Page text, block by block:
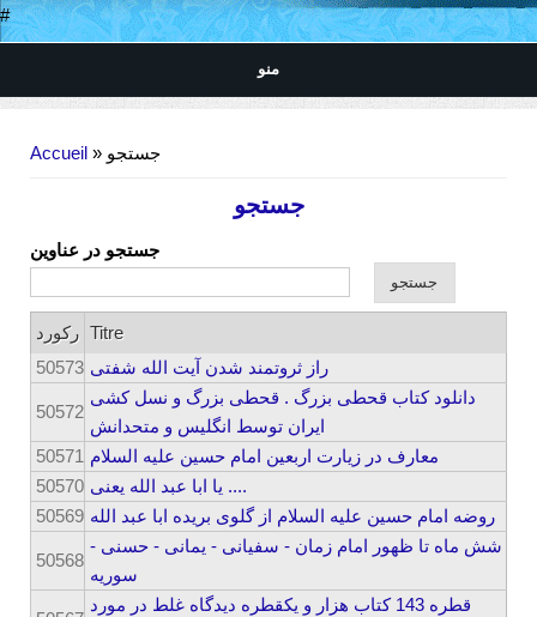
#
منو
Accueil
» جستجو
جستجو
جستجو در عناوین
رکورد Titre
50573 راز ثروتمند شدن آیت الله شفتی
50572
دانلود کتاب قحطی بزرگ . قحطی بزرگ و نسل کشی
ایران توسط انگلیس و متحدانش
50571 معارف در زیارت اربعین امام حسین علیه السلام
50570
یا ابا عبد الله یعنی ....
50569 روضه امام حسین علیه السلام از گلوی بریده ابا عبد الله
50568
شش ماه تا ظهور امام زمان - سفیانی - یمانی - حسنی -
سوریه
قطره 143 کتاب هزار و یکقطره دیدگاه غلط در مورد